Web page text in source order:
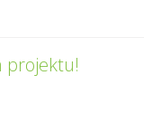
projektu!